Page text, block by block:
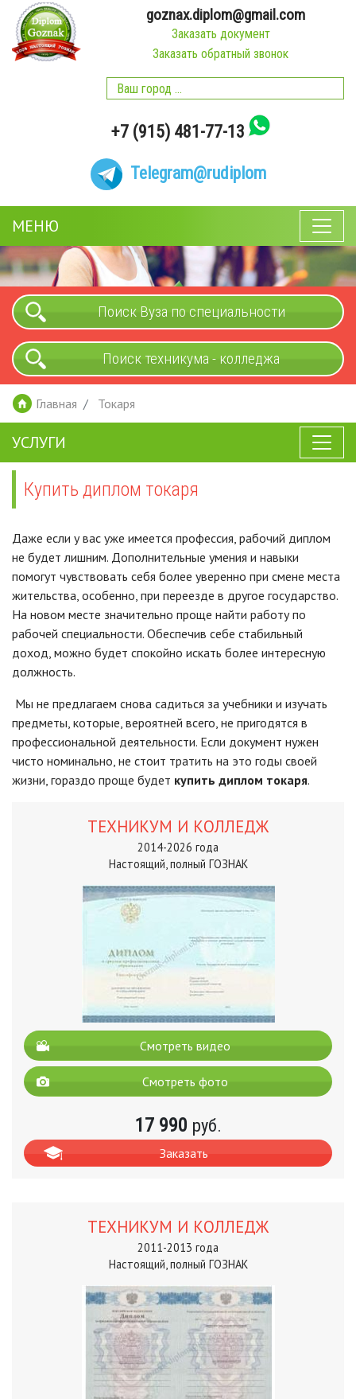
goznax.diplom@gmail.com
Заказать документ
Заказать обратный звонок
+7 (915) 481-77-13
Telegram@rudiplom
МЕНЮ
Поиск Вуза по специальности
Поиск техникума - колледжа
Главная Токаря
УСЛУГИ
Купить диплом токаря
Даже если у вас уже имеется профессия, рабочий диплом
не будет лишним. Дополнительные умения и навыки
помогут чувствовать себя более уверенно при смене места
жительства, особенно, при переезде в другое государство.
На новом месте значительно проще найти работу по
рабочей специальности. Обеспечив себе стабильный
доход, можно будет спокойно искать более интересную
должность.
Мы не предлагаем снова садиться за учебники и изучать
предметы, которые, вероятней всего, не пригодятся в
профессиональной деятельности. Если документ нужен
чисто номинально, не стоит тратить на это годы своей
жизни, гораздо проще будет купить диплом токаря.
ТЕХНИКУМ И КОЛЛЕДЖ
2014-2026 года
Настоящий, полный ГОЗНАК
Смотреть видео
Смотреть фото
17 990 руб.
Заказать
ТЕХНИКУМ И КОЛЛЕДЖ
2011-2013 года
Настоящий, полный ГОЗНАК